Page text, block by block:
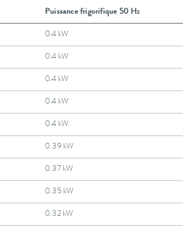
Puissance frigorifique 50 Hz
0.4 kW
0.4 kW
0.4 kW
0.4 kW
0.4 kW
0.39 kW
0.37 kW
0.35 kW
0.32 kW